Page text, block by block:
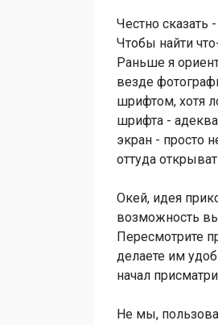
Честно сказать
Чтобы найти
Раньше я
везде
шрифтом, хотя
шрифта -
экран - просто
оттуда
Окей, идея
возможность
Пересмотрите
делаете им
начал
Не мы,